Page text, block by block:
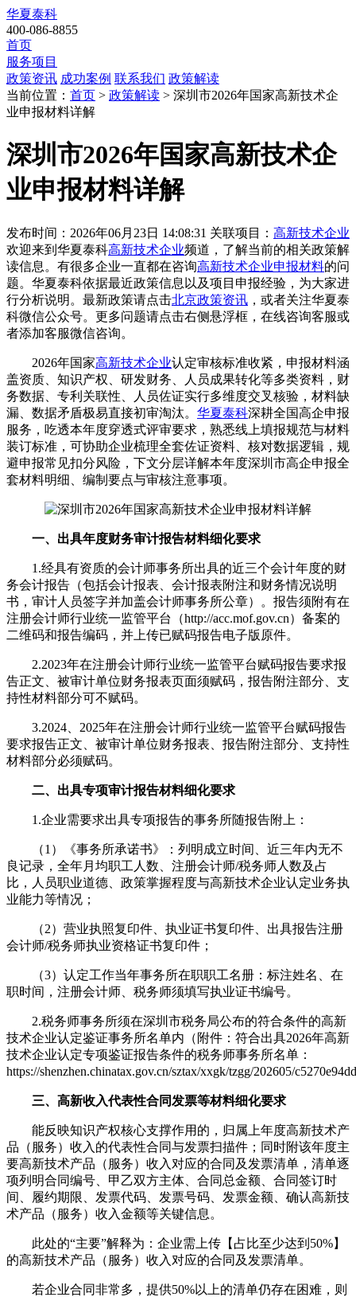
华夏泰科
400-086-8855
首页
服务项目
政策资讯 成功案例 联系我们 政策解读
当前位置： 首页 > 政策解读 > 深圳市2026年国家高新技术企
业申报材料详解
深圳市2026年国家高新技术企
业申报材料详解
发布时间：2026年06月23日 14:08:31 关联项目： 高新技术企业
欢迎来到华夏泰科高新技术企业频道，了解当前的相关政策解
读信息。有很多企业一直都在咨询高新技术企业申报材料的问
题。华夏泰科依据最近政策信息以及项目申报经验，为大家进
行分析说明。最新政策请点击北京政策资讯 ，或者关注华夏泰
科微信公众号。更多问题请点击右侧悬浮框，在线咨询客服或
者添加客服微信咨询。
2026年国家高新技术企业认定审核标准收紧，申报材料涵
盖资质、知识产权、研发财务、人员成果转化等多类资料，财
务数据、专利关联性、人员佐证实行多维度交叉核验，材料缺
漏、数据矛盾极易直接初审淘汰。 华夏泰科深耕全国高企申报
服务，吃透本年度穿透式评审要求，熟悉线上填报规范与材料
装订标准，可协助企业梳理全套佐证资料、核对数据逻辑，规
避申报常见扣分风险，下文分层详解本年度深圳市高企申报全
套材料明细、编制要点与审核注意事项。
一、出具年度财务审计报告材料细化要求
1.经具有资质的会计师事务所出具的近三个会计年度的财
务会计报告（包括会计报表、会计报表附注和财务情况说明
书，审计人员签字并加盖会计师事务所公章）。报告须附有在
注册会计师行业统一监管平台（http://acc.mof.gov.cn）备案的
二维码和报告编码，并上传已赋码报告电子版原件。
2.2023年在注册会计师行业统一监管平台赋码报告要求报
告正文、被审计单位财务报表页面须赋码，报告附注部分、支
持性材料部分可不赋码。
3.2024、2025年在注册会计师行业统一监管平台赋码报告
要求报告正文、被审计单位财务报表、报告附注部分、支持性
材料部分必须赋码。
二、出具专项审计报告材料细化要求
1.企业需要求出具专项报告的事务所随报告附上：
（1）《事务所承诺书》：列明成立时间、近三年内无不
良记录，全年月均职工人数、注册会计师/税务师人数及占
比，人员职业道德、政策掌握程度与高新技术企业认定业务执
业能力等情况；
（2）营业执照复印件、执业证书复印件、出具报告注册
会计师/税务师执业资格证书复印件；
（3）认定工作当年事务所在职职工名册：标注姓名、在
职时间，注册会计师、税务师须填写执业证书编号。
2.税务师事务所须在深圳市税务局公布的符合条件的高新
技术企业认定鉴证事务所名单内（附件：符合出具2026年高新
技术企业认定专项鉴证报告条件的税务师事务所名单：
https://shenzhen.chinatax.gov.cn/sztax/xxgk/tzgg/202605/
三、高新收入代表性合同发票等材料细化要求
能反映知识产权核心支撑作用的，归属上年度高新技术产
品（服务）收入的代表性合同与发票扫描件；同时附该年度主
要高新技术产品（服务）收入对应的合同及发票清单，清单逐
项列明合同编号、甲乙双方主体、合同总金额、合同签订时
间、履约期限、发票代码、发票号码、发票金额、确认高新技
术产品（服务）收入金额等关键信息。
此处的“主要”解释为：企业需上传【占比至少达到50%】
的高新技术产品（服务）收入对应的合同及发票清单。
若企业合同非常多，提供50%以上的清单仍存在困难，则